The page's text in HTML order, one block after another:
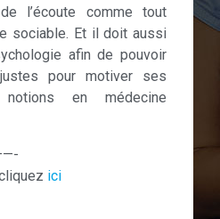
l’écoute comme tout
sociable. Et il doit aussi
afin de pouvoir
pour motiver ses
en médecine
ici